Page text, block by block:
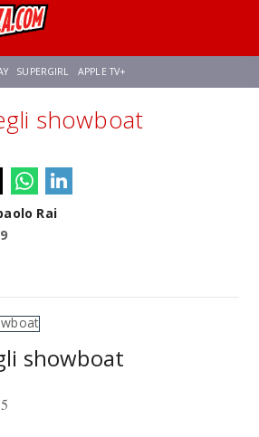
SUPERGIRL APPLE TV+
AVENGERS: DOOMSDAY
ROSE GOODING
showboat
Rai
showboat